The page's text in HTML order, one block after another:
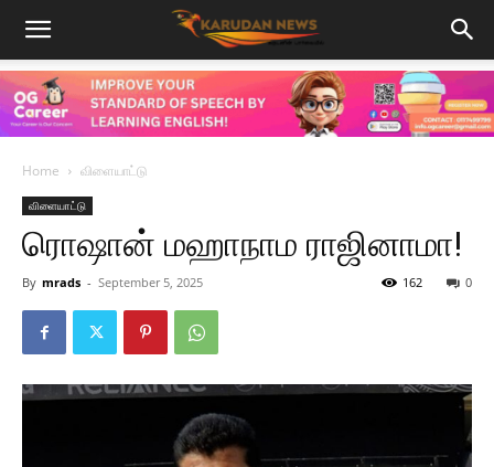
Home விளையாட்டு
விளையாட்டு
ரொஷான் மஹாநாம ராஜினாமா!
By mrads - September 5, 2025 0
162